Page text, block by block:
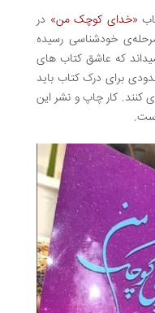
«خدای کوچک من» در
خودشناسی رسیده
که عاشق کتاب های
برای درک کتاب باید
کنند. کار چاپ و نشر این